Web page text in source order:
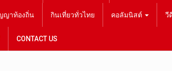
ญาท้องถิ่น กินเที่ยวทั่วไทย คอลัมนิสต์ วี
CONTACT US